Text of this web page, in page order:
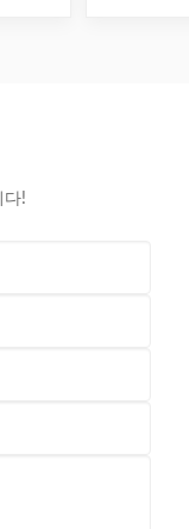
다!